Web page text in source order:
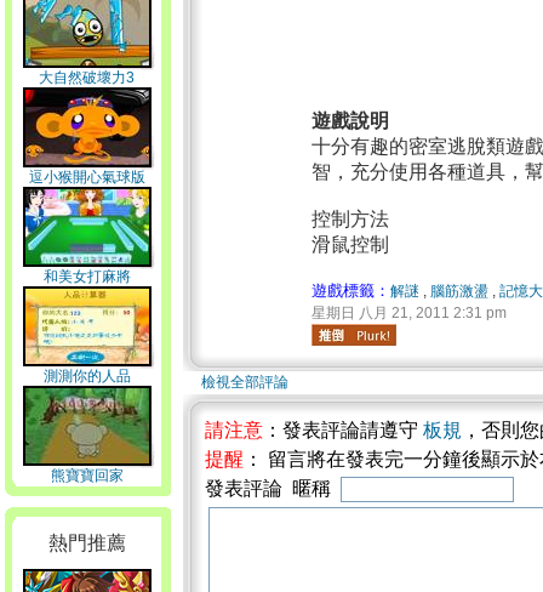
大自然破壞力3
逗小猴開心氣球版
和美女打麻將
測測你的人品
熊寶寶回家
熱門推薦
遊戲說明
十分有趣的密室逃脫類遊
智，充分使用各種道具，
控制方法
滑鼠控制
遊戲標籤： 解謎 , 腦筋激盪 , 記憶
星期日 八月 21, 2011 2:31 pm
檢視全部評論
請注意 ：發表評論請遵守 板規 ，否則
提醒 ： 留言將在發表完一分鐘後顯示
發表評論 暱稱